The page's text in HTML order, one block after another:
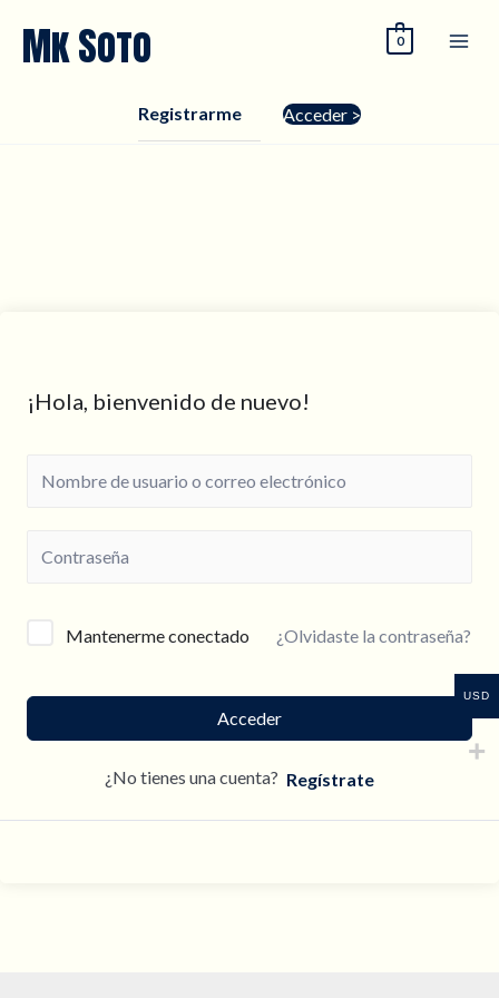
Mk Soto 0
Registrarme Acceder >
¡Hola, bienvenido de nuevo!
Mantenerme conectado ¿Olvidaste la contraseña?
Acceder
¿No tienes una cuenta?
USD